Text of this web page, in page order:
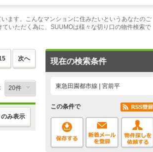
ます。こんなマンションに住みたいというあなたのご
いただく為に、SUUMOは様々な切り口の物件検索で
次へ
み表示
現在の検索条件
東急田園都市線 | 宮前平
この条件で